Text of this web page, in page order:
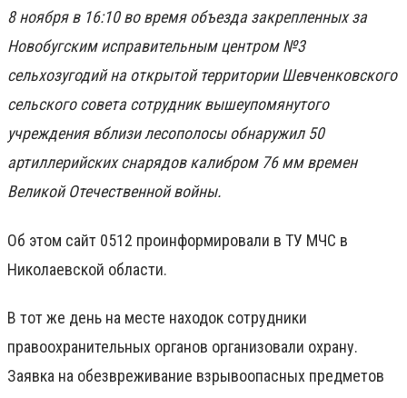
8 ноября в 16:10 во время объезда закрепленных за
Новобугским исправительным центром №3
сельхозугодий на открытой территории Шевченковского
сельского совета сотрудник вышеупомянутого
учреждения вблизи лесополосы обнаружил 50
артиллерийских снарядов калибром 76 мм времен
Великой Отечественной войны.
Об этом сайт 0512 проинформировали в ТУ МЧС в
Николаевской области.
В тот же день на месте находок сотрудники
правоохранительных органов организовали охрану.
Заявка на обезвреживание взрывоопасных предметов